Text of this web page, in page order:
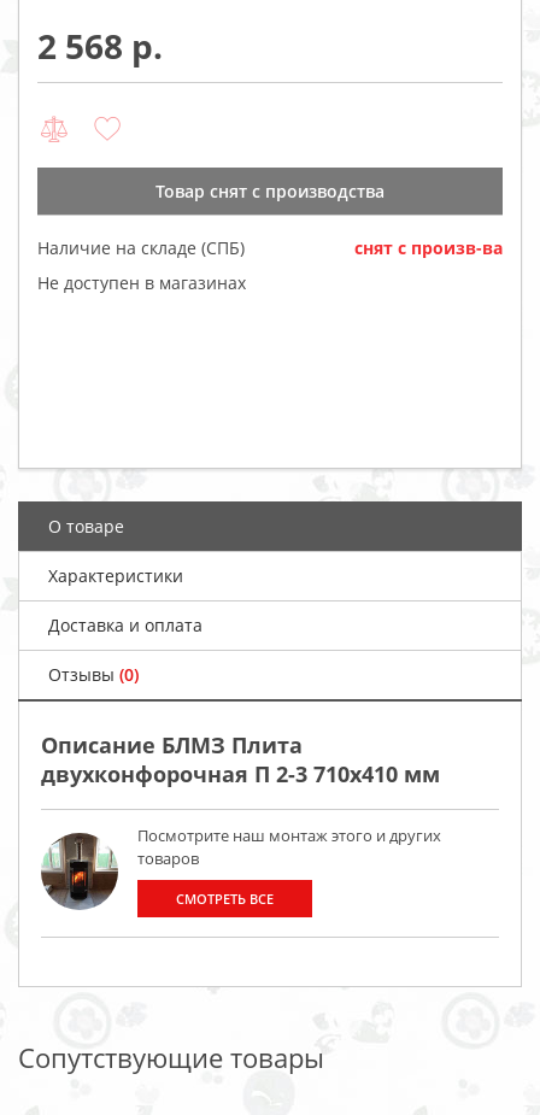
2 568
Товар cнят с производства
Наличие на складе (СПБ)
cнят с произв-ва
Не доступен в магазинах
О товаре
Характеристики
Доставка и оплата
Отзывы (0)
Описание БЛМЗ Плита
двухконфорочная П 2-3 710x410 мм
Посмотрите наш монтаж этого и других
товаров
СМОТРЕТЬ ВСЕ
Сопутствующие товары